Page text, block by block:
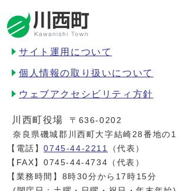
サイト運用について
個人情報の取り扱いについて
ウェブアクセシビリティ方針
川西町役場
〒636-0202
奈良県磯城郡川西町大字結崎28番地の1
【電話】0745-44-2211
（代表）
【FAX】0745-44-4734（代表）
【業務時間】8時30分から17時15分